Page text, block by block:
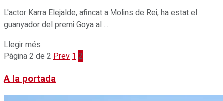
L'actor Karra Elejalde, afincat a Molins de Rei, ha estat el
guanyador del premi Goya al ...
Llegir més
Pàgina 2 de 2 Prev12
A la portada